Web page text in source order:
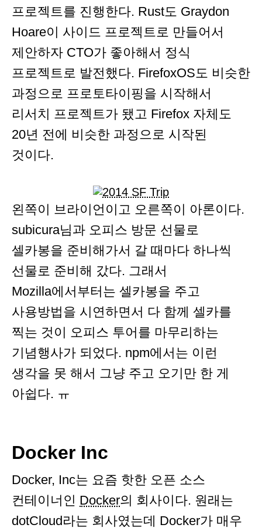
프로젝트를 진행한다. Rust도 Graydon
Hoare이 사이드 프로젝트로 만들어서
제안하자 CTO가 좋아해서 정식
프로젝트로 발전했다. FirefoxOS도 비슷한
과정으로 프로토타이핑을 시작해서
리서치 프로젝트가 됐고 Firefox 자체도
20년 전에 비슷한 과정으로 시작된
것이다.
왼쪽이 브라이언이고 오른쪽이 아론이다.
subicura님과 오피스 방문 선물로
셀카봉을 준비해가서 갈 때마다 하나씩
선물로 준비해 갔다. 그래서
Mozilla에서부터는 셀카봉을 주고
사용방법을 시연하면서 다 함께 셀카를
찍는 것이 오피스 투어를 마무리하는
기념행사가 되었다. npm에서는 이런
생각을 못 해서 그냥 주고 오기만 한 게
아쉽다. ㅠ
Docker Inc
Docker, Inc는 요즘 핫한 오픈 소스
컨테이너인 Docker의 회사이다. 원래는
dotCloud라는 회사였는데 Docker가 매우